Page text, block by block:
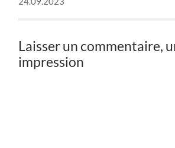
Laisser un commentaire,
impression